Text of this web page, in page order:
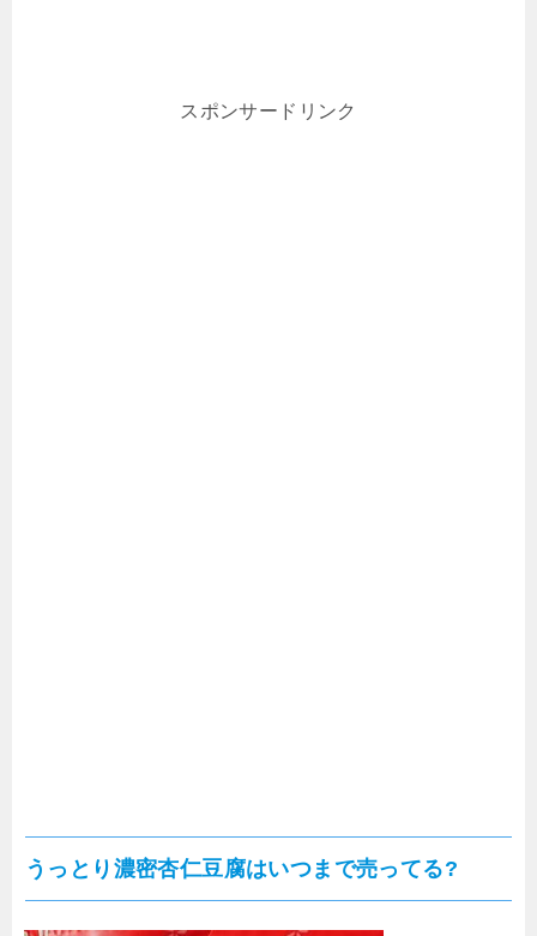
スポンサードリンク
うっとり濃密杏仁豆腐はいつまで売ってる?